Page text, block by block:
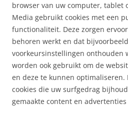
browser van uw computer, tablet
Media gebruikt cookies met een
functionaliteit. Deze zorgen
behoren werkt en dat
voorkeursinstellingen onthouden
worden ook gebruikt om de
en deze te kunnen optimaliseren.
cookies die uw surfgedrag
gemaakte content en